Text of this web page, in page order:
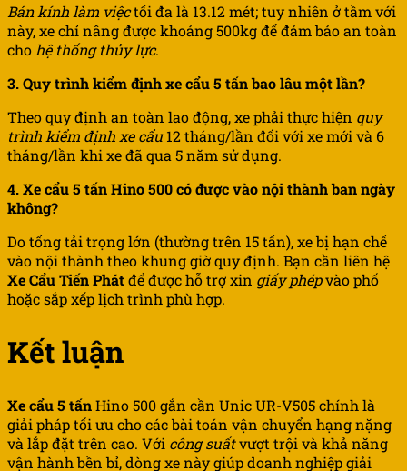
Bán kính làm việctối đa là 13.12 mét; tuy nhiên ở tầm với
này, xe chỉ nâng được khoảng 500kg để đảm bảo an toàn
cho hệ thống thủy lực.
3. Quy trình kiểm định xe cẩu 5 tấn bao lâu một lần?
Theo quy định an toàn lao động, xe phải thực hiện quy
trình kiểm định xe cẩu12 tháng/lần đối với xe mới và 6
tháng/lần khi xe đã qua 5 năm sử dụng.
4. Xe cẩu 5 tấn Hino 500 có được vào nội thành ban ngày
không?
Do tổng tải trọng lớn (thường trên 15 tấn), xe bị hạn chế
vào nội thành theo khung giờ quy định. Bạn cần liên hệ
Xe Cẩu Tiến Phátđể được hỗ trợ xin giấy phépvào phố
hoặc sắp xếp lịch trình phù hợp.
Kết luận
Xe cẩu 5 tấnHino 500 gắn cần Unic UR-V505 chính là
giải pháp tối ưu cho các bài toán vận chuyển hạng nặng
và lắp đặt trên cao. Với công suấtvượt trội và khả năng
vận hành bền bỉ, dòng xe này giúp doanh nghiệp giải